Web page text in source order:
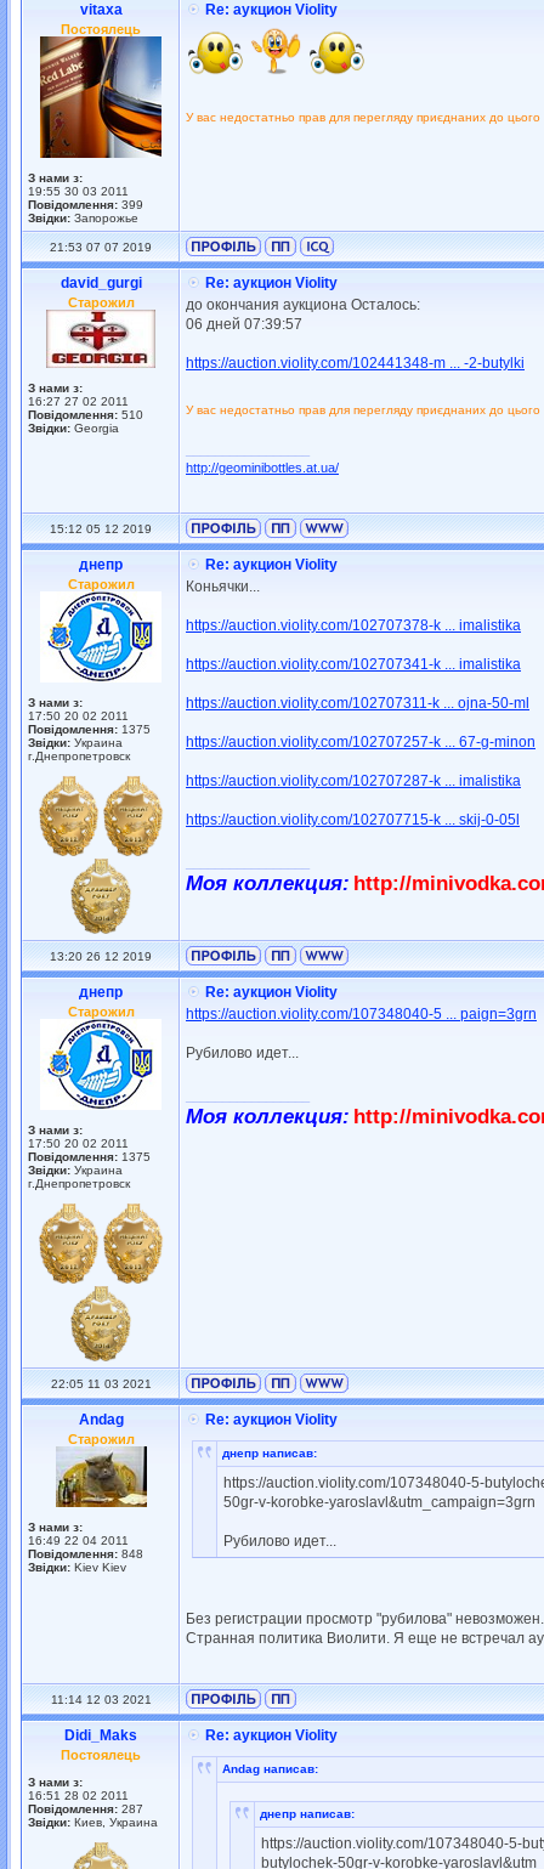
vitaxa
Постоялець
З нами з:
19:55 30 03 2011
Повідомлення: 399
Звідки: Запорожье
Re: аукцион Violity
У вас недостатньо прав для перегляду приєднаних до цього
21:53 07 07 2019
david_gurgi
Старожил
З нами з:
16:27 27 02 2011
Повідомлення: 510
Звідки: Georgia
Re: аукцион Violity
до окончания аукциона Осталось:
06 дней 07:39:57
https://auction.violity.com/102441348-m ... -2-butylki
У вас недостатньо прав для перегляду приєднаних до цього
http://geominibottles.at.ua/
15:12 05 12 2019
днепр
Старожил
З нами з:
17:50 20 02 2011
Повідомлення: 1375
Звідки: Украина
г.Днепропетровск
Re: аукцион Violity
Коньячки...
https://auction.violity.com/102707378-k ... imalistika
https://auction.violity.com/102707341-k ... imalistika
https://auction.violity.com/102707311-k ... ojna-50-ml
https://auction.violity.com/102707257-k ... 67-g-minon
https://auction.violity.com/102707287-k ... imalistika
https://auction.violity.com/102707715-k ... skij-0-05l
Моя коллекция: http://
13:20 26 12 2019
днепр
Старожил
З нами з:
17:50 20 02 2011
Повідомлення: 1375
Звідки: Украина
г.Днепропетровск
Re: аукцион Violity
https://auction.violity.com/107348040-5 ... paign=3grn
Рубилово идет...
Моя коллекция: http://
22:05 11 03 2021
Andag
Старожил
З нами з:
16:49 22 04 2011
Повідомлення: 848
Звідки: Kiev Kiev
Re: аукцион Violity
днепр написав:
https://auction.violity.com/107348040-5-
50gr-v-korobke-yaroslavl&utm_campaign=3grn
Рубилово идет...
Без регистрации просмотр "рубилова" невозможен.
Странная политика Виолити. Я еще не встречал
11:14 12 03 2021
Didi_Maks
Постоялець
З нами з:
16:51 28 02 2011
Повідомлення: 287
Звідки: Киев, Украина
Re: аукцион Violity
Andag написав:
днепр написав:
https://auction.violity.com/107348040-5-
butylochek-50gr-v-korobke-